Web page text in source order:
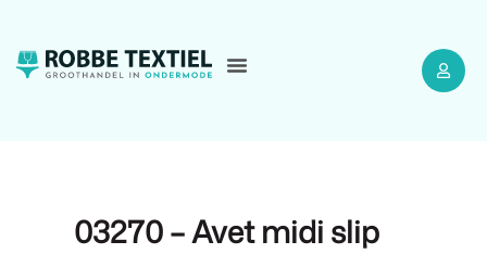
03270 – Avet midi slip